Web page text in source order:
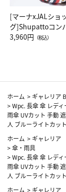
[マーナxJALショ
グ]Shupattoコン
Drop JAL客室乗務
3,960円 （税込）
ホーム > ギャレリア
>Wpc. 長傘 傘 レデ
雨傘 UVカット 手動
人 ブルーライトカッ
ホーム > ギャレリア
>傘・雨具
>Wpc. 長傘 傘 レデ
雨傘 UVカット 手動
人 ブルーライトカッ
ホーム > ギャレリア